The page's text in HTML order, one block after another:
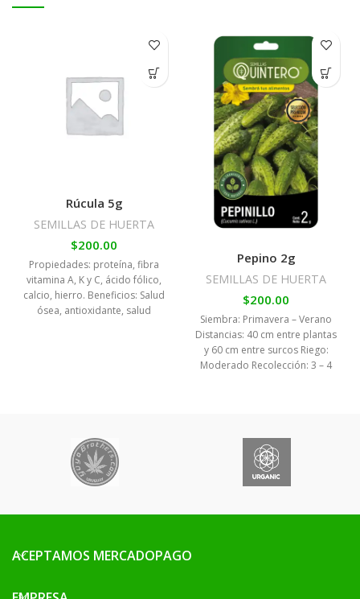
Rúcula 5g
SEMILLAS DE HUERTA
$200.00
Propiedades: proteína, fibra
vitamina A, K y C, ácido fólico,
calcio, hierro. Beneficios: Salud
ósea, antioxidante, salud
Pepino 2g
SEMILLAS DE HUERTA
$200.00
Siembra: Primavera – Verano
Distancias: 40 cm entre plantas
y 60 cm entre surcos Riego:
Moderado Recolección: 3 – 4
ACEPTAMOS MERCADOPAGO